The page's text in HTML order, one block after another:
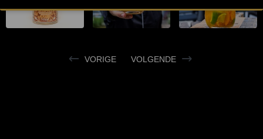
VORIGE VOLGENDE